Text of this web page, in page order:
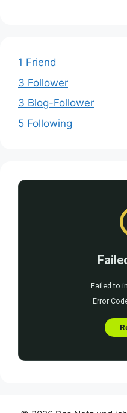
1 Friend
3 Follower
3 Blog-Follower
5 Following